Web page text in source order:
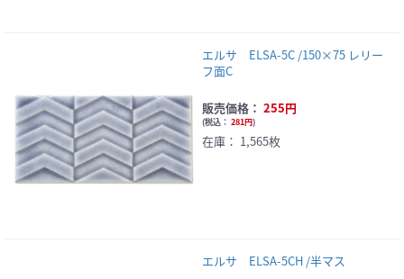
エルサ ELSA-5C /150×75 レリー
フ面C
販売価格： 255円
(税込： 281円)
在庫： 1,565枚
エルサ ELSA-5CH /半マス